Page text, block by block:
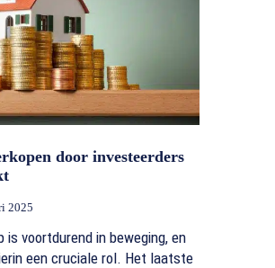
door investeerders
2025
voortdurend in beweging, en
een cruciale rol. Het laatste